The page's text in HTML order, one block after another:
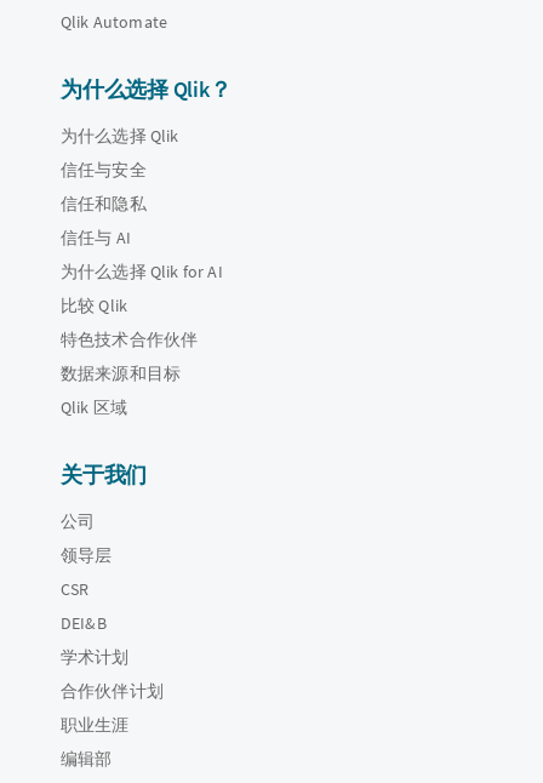
Qlik Automate
为什么选择 Qlik？
为什么选择 Qlik
信任与安全
信任和隐私
信任与 AI
为什么选择 Qlik for AI
比较 Qlik
特色技术合作伙伴
数据来源和目标
Qlik 区域
关于我们
公司
领导层
CSR
DEI&B
学术计划
合作伙伴计划
职业生涯
编辑部